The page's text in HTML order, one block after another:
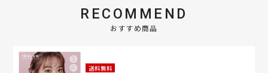
RECOMMEND
おすすめ商品
送料無料